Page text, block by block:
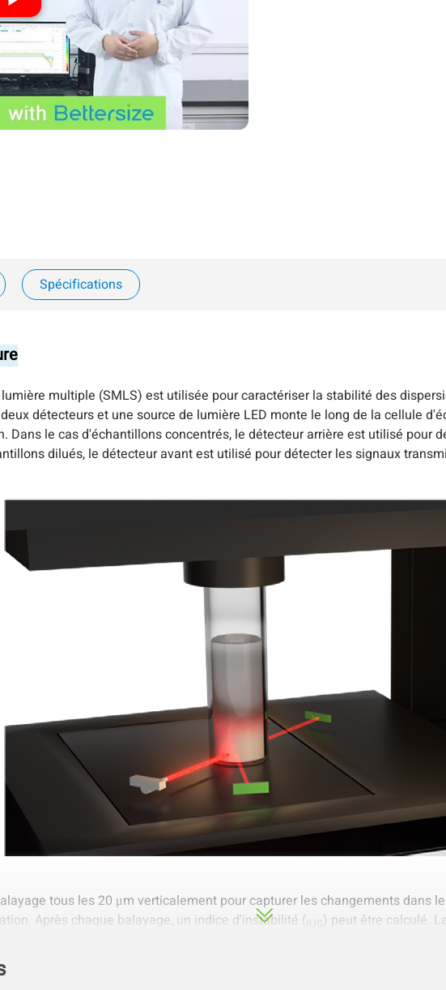
Spécifications
multiple (SMLS) est utilisée pour caractériser la stabilité des
détecteurs et une source de lumière LED monte le long de la cellule
Dans le cas d'échantillons concentrés, le détecteur arrière est utilisé pour
dilués, le détecteur avant est utilisé pour détecter les signaux
tous les 20 μm verticalement pour capturer les changements dans
Après chaque balayage, un indice d'instabilité (IUS) peut être calculé.